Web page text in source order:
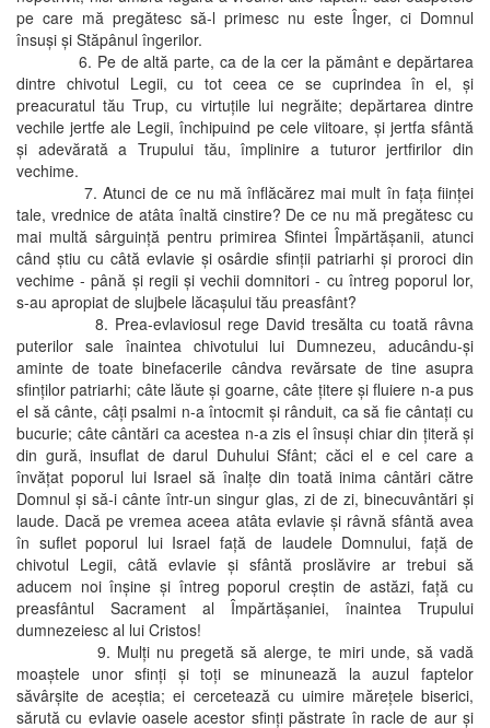
pe care mă pregătesc să-l primesc nu este Înger, ci Domnul
însuşi şi Stăpânul îngerilor.
6. Pe de altă parte, ca de la cer la pământ e depărtarea
dintre chivotul Legii, cu tot ceea ce se cuprindea în el, şi
preacuratul tău Trup, cu virtuţile lui negrăite; depărtarea dintre
vechile jertfe ale Legii, închipuind pe cele viitoare, şi jertfa sfântă
şi adevărată a Trupului tău, împlinire a tuturor jertfirilor din
vechime.
7. Atunci de ce nu mă înflăcărez mai mult în faţa fiinţei
tale, vrednice de atâta înaltă cinstire? De ce nu mă pregătesc cu
mai multă sârguinţă pentru primirea Sfintei Împărtăşanii, atunci
când ştiu cu câtă evlavie şi osârdie sfinţii patriarhi şi proroci din
vechime - până şi regii şi vechii domnitori - cu întreg poporul lor,
s-au apropiat de slujbele lăcaşului tău preasfânt?
8. Prea-evlaviosul rege David tresălta cu toată râvna
puterilor sale înaintea chivotului lui Dumnezeu, aducându-şi
aminte de toate binefacerile cândva revărsate de tine asupra
sfinţilor patriarhi; câte lăute şi goarne, câte ţitere şi fluiere n-a pus
el să cânte, câţi psalmi n-a întocmit şi rânduit, ca să fie cântaţi cu
bucurie; câte cântări ca acestea n-a zis el însuşi chiar din ţiteră şi
din gură, insuflat de darul Duhului Sfânt; căci el e cel care a
învăţat poporul lui Israel să înalţe din toată inima cântări către
Domnul şi să-i cânte într-un singur glas, zi de zi, binecuvântări şi
laude. Dacă pe vremea aceea atâta evlavie şi râvnă sfântă avea
în suflet poporul lui Israel faţă de laudele Domnului, faţă de
chivotul Legii, câtă evlavie şi sfântă proslăvire ar trebui să
aducem noi înşine şi întreg poporul creştin de astăzi, faţă cu
preasfântul Sacrament al Împărtăşaniei, înaintea Trupului
dumnezeiesc al lui Cristos!
9. Mulţi nu pregetă să alerge, te miri unde, să vadă
moaştele unor sfinţi şi toţi se minunează la auzul faptelor
săvârşite de aceştia; ei cercetează cu uimire măreţele biserici,
sărută cu evlavie oasele acestor sfinţi păstrate în racle de aur şi